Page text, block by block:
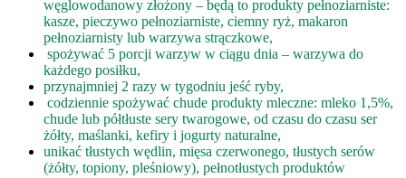
węglowodanowy złożony – będą to produkty pełnoziarniste:
kasze, pieczywo pełnoziarniste, ciemny ryż, makaron
pełnoziarnisty lub warzywa strączkowe,
spożywać 5 porcji warzyw w ciągu dnia – warzywa do
każdego posiłku,
przynajmniej 2 razy w tygodniu jeść ryby,
codziennie spożywać chude produkty mleczne: mleko 1,5%,
chude lub półtłuste sery twarogowe, od czasu do czasu ser
żółty, maślanki, kefiry i jogurty naturalne,
unikać tłustych wędlin, mięsa czerwonego, tłustych serów
(żółty, topiony, pleśniowy), pełnotłustych produktów